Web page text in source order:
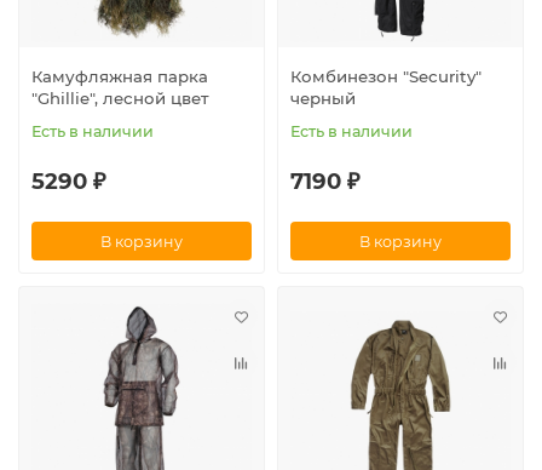
Камуфляжная парка
"Ghillie", лесной цвет
Есть в наличии
5290 ₽
В корзину
Комбинезон "Security"
черный
Есть в наличии
7190 ₽
В корзину